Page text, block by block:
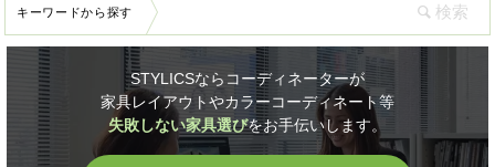
キーワードから探す
STYLICSならコーディネーターが
家具レイアウトやカラーコーディネート等
失敗しない家具選びをお手伝いします。